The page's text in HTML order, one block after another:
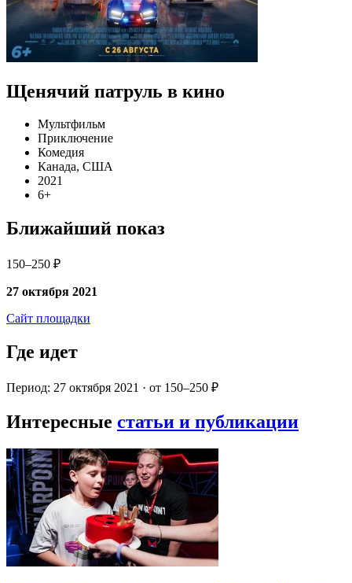
Щенячий патруль в кино
Мультфильм
Приключение
Комедия
Канада, США
2021
6+
Ближайший показ
150–250 ₽
27 октября 2021
Сайт площадки
Где идет
Период: 27 октября 2021 · от 150–250 ₽
Интересные статьи и публикации